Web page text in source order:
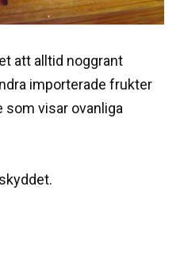
att alltid noggrant
importerade frukter
som visar ovanliga